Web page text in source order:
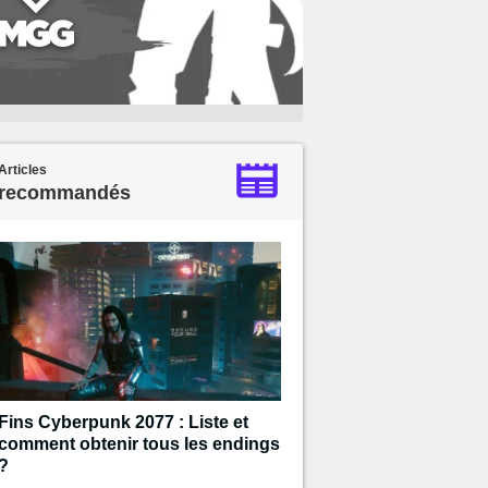
Cyberpunk 2077 : Liste et
obtenir tous les endings